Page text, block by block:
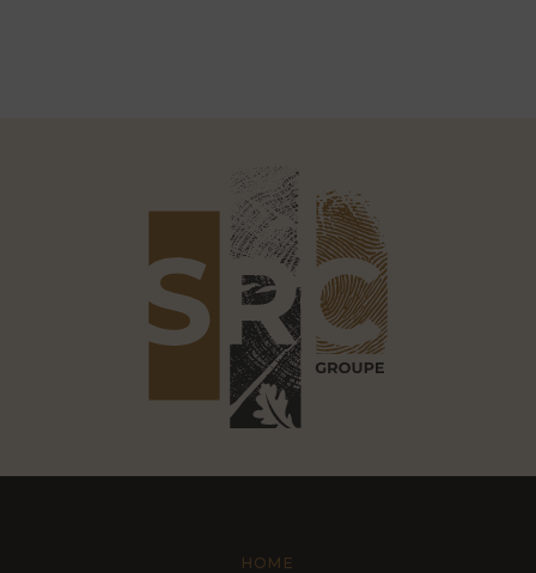
HOME